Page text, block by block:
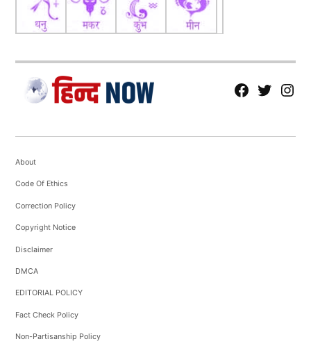
fb Tw tw
About
Code Of Ethics
Correction Policy
Copyright Notice
Disclaimer
DMCA
EDITORIAL POLICY
Fact Check Policy
Non-Partisanship Policy